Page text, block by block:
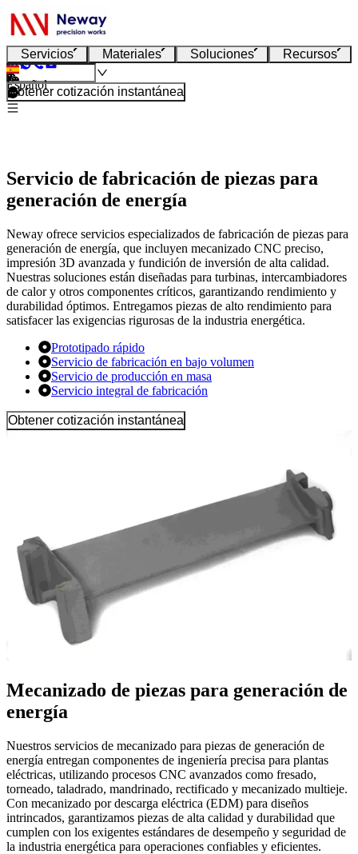
Servicios Materiales Soluciones Recursos
Español
Obtener cotización instantánea
Servicio de fabricación de piezas para
generación de energía
Neway ofrece servicios especializados de fabricación de piezas para
generación de energía, que incluyen mecanizado CNC preciso,
impresión 3D avanzada y fundición de inversión de alta calidad.
Nuestras soluciones están diseñadas para turbinas, intercambiadores
de calor y otros componentes críticos, garantizando rendimiento y
durabilidad óptimos. Entregamos piezas de alto rendimiento para
satisfacer las exigencias rigurosas de la industria energética.
Prototipado rápido
Servicio de fabricación en bajo volumen
Servicio de producción en masa
Servicio integral de fabricación
Obtener cotización instantánea
Mecanizado de piezas para generación de
energía
Nuestros servicios de mecanizado para piezas de generación de
energía entregan componentes de ingeniería precisa para plantas
eléctricas, utilizando procesos CNC avanzados como fresado,
torneado, taladrado, mandrinado, rectificado y mecanizado multieje.
Con mecanizado por descarga eléctrica (EDM) para diseños
intrincados, garantizamos piezas de alta calidad y durabilidad que
cumplen con los exigentes estándares de desempeño y seguridad de
la industria energética para operaciones confiables y eficientes.